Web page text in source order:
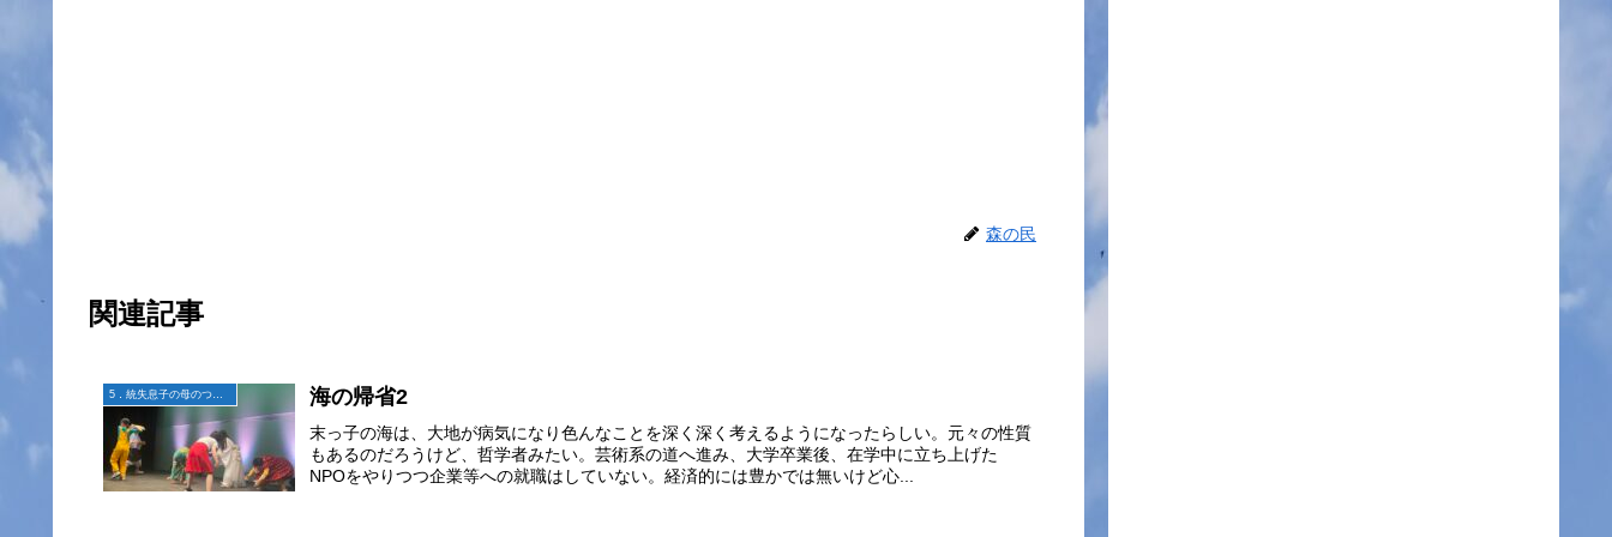
森の民
関連記事
5．統失息子の母のつぶやき 海の帰省2
末っ子の海は、大地が病気になり色んなことを深く深く考えるようになったらしい。元々の性質
もあるのだろうけど、哲学者みたい。芸術系の道へ進み、大学卒業後、在学中に立ち上げた
NPOをやりつつ企業等への就職はしていない。経済的には豊かでは無いけど心...